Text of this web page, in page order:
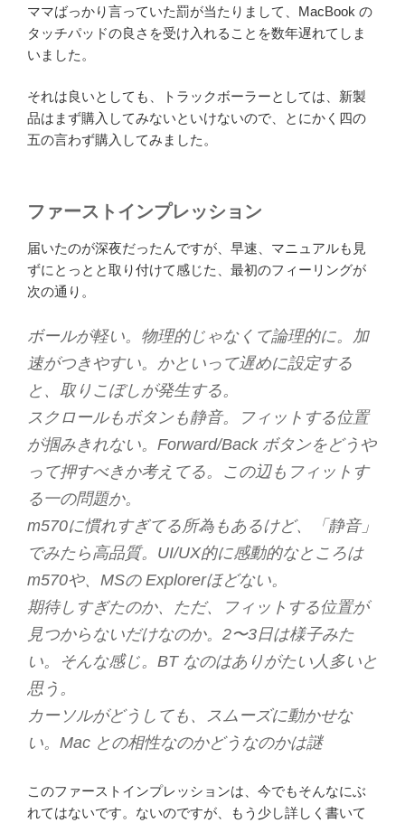
ママばっかり言っていた罰が当たりまして、MacBook の
タッチパッドの良さを受け入れることを数年遅れてしま
いました。
それは良いとしても、トラックボーラーとしては、新製
品はまず購入してみないといけないので、とにかく四の
五の言わず購入してみました。
ファーストインプレッション
届いたのが深夜だったんですが、早速、マニュアルも見
ずにとっとと取り付けて感じた、最初のフィーリングが
次の通り。
ボールが軽い。物理的じゃなくて論理的に。加
速がつきやすい。かといって遅めに設定する
と、取りこぼしが発生する。
スクロールもボタンも静音。フィットする位置
が掴みきれない。Forward/Back ボタンをどうや
って押すべきか考えてる。この辺もフィットす
る一の問題か。
m570に慣れすぎてる所為もあるけど、「静音」
でみたら高品質。UI/UX的に感動的なところは
m570や、MSの Explorerほどない。
期待しすぎたのか、ただ、フィットする位置が
見つからないだけなのか。2〜3日は様子みた
い。そんな感じ。BT なのはありがたい人多いと
思う。
カーソルがどうしても、スムーズに動かせな
い。Mac との相性なのかどうなのかは謎
このファーストインプレッションは、今でもそんなにぶ
れてはないです。ないのですが、もう少し詳しく書いて